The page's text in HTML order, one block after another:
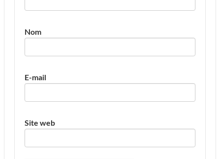
Nom
E-mail
Site web